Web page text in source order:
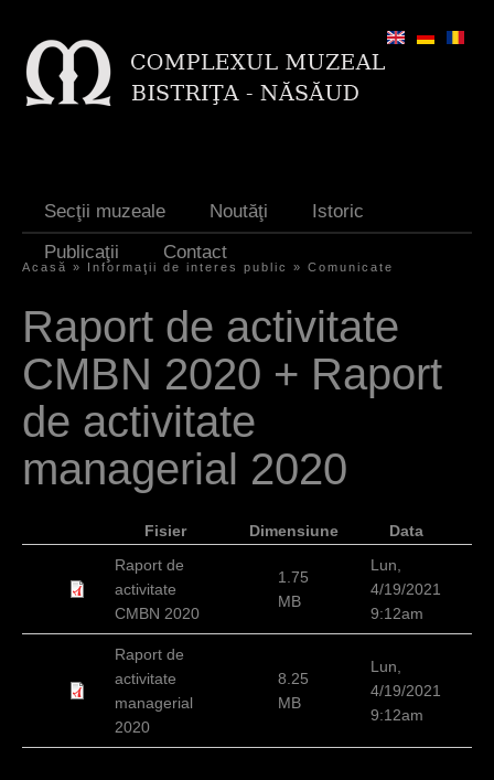
Secţii muzeale Noutăţi
Istoric
Publicaţii
Contact
ş
t
i
a
i
i
Acasă » Informaţii de interes public » Comunicate
Raport de activitate
CMBN 2020 + Raport
de activitate
managerial 2020
Fisier Dimensiune
Data
Raport de
activitate
CMBN 2020
1.75
MB
Lun,
4/19/2021
9:12am
Raport de
activitate
managerial
2020
8.25
MB
Lun,
4/19/2021
9:12am